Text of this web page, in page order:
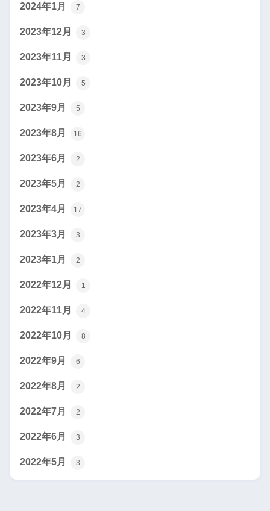
2024年1月 7
2023年12月 3
2023年11月 3
2023年10月 5
2023年9月 5
2023年8月 16
2023年6月 2
2023年5月 2
2023年4月 17
2023年3月 3
2023年1月 2
2022年12月 1
2022年11月 4
2022年10月 8
2022年9月 6
2022年8月 2
2022年7月 2
2022年6月 3
2022年5月 3